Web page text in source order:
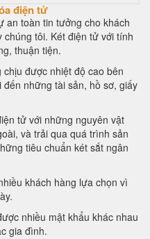
điện tử
an toàn tin tưởng cho khách
tôi. Két điện tử với tính
thuận tiện.
được nhiệt độ cao bên
những tài sản, hồ sơ, giấy
tử với những nguyên vật
và trải qua quá trình sản
tiêu chuẩn két sắt ngân
khách hàng lựa chọn vì
nhiều mật khẩu khác nhau
gia đình.